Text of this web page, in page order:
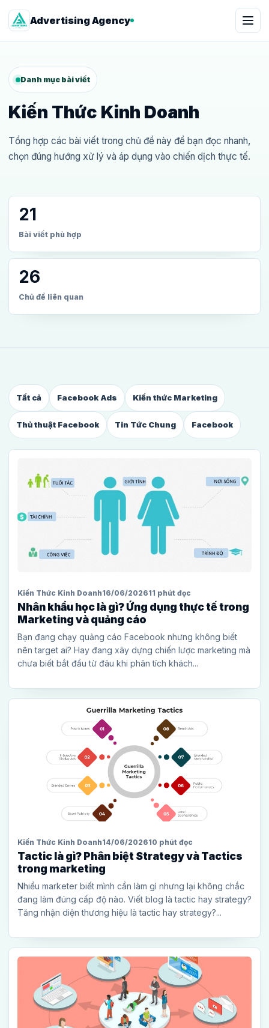
Advertising Agency
Danh mục bài viết
Kiến Thức Kinh Doanh
Tổng hợp các bài viết trong chủ đề này để bạn đọc nhanh,
chọn đúng hướng xử lý và áp dụng vào chiến dịch thực tế.
21
Bài viết phù hợp
26
Chủ đề liên quan
Tất cả Facebook Ads Kiến thức Marketing
Thủ thuật Facebook Tin Tức Chung Facebook
Kiến Thức Kinh Doanh16/06/202611 phút đọc
Nhân khẩu học là gì? Ứng dụng thực tế trong
Marketing và quảng cáo
Bạn đang chạy quảng cáo Facebook nhưng không biết
nên target ai? Hay đang xây dựng chiến lược marketing mà
chưa biết bắt đầu từ đâu khi phân tích khách...
Kiến Thức Kinh Doanh14/06/202610 phút đọc
Tactic là gì? Phân biệt Strategy và Tactics
trong marketing
Nhiều marketer biết mình cần làm gì nhưng lại không chắc
đang làm đúng cấp độ nào. Viết blog là tactic hay strategy?
Tăng nhận diện thương hiệu là tactic hay strategy?...